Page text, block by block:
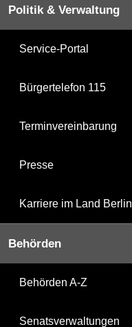
Politik & Verwaltung
Service-Portal
Bürgertelefon 115
Terminvereinbarung
Presse
Karriere im Land Berlin
Behörden
Behörden A-Z
Senatsverwaltungen